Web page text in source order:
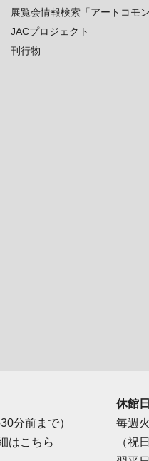
展覧会情報検索「アートコモン
JACプロジェクト
刊行物
分前まで）
はこちら
休館日
毎週
（祝